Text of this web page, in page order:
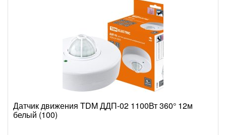
Датчик движения TDM ДДП-02 1100Вт 360° 12м
белый (100)